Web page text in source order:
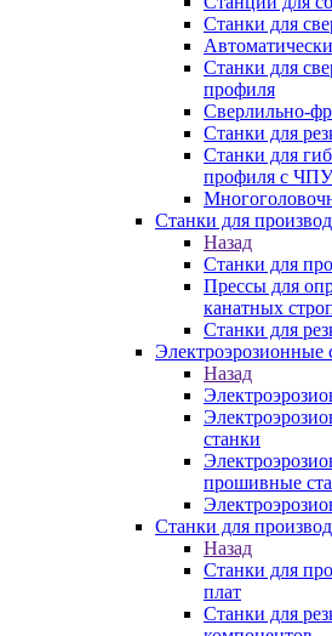
Станки для
Станки для
профиля
Сверлильно-
Станки для
Станки для
профиля с ЧПУ
Станки для
Назад
Станки для
Прессы для
канатных
Станки для
Электроэрозионные
Назад
станки
прошивные
Станки для
Назад
Станки для
плат
Станки для